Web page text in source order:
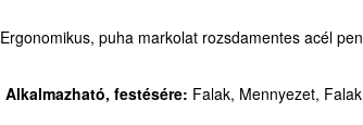
Ergonomikus, puha markolat rozsdamentes acél
Alkalmazható, festésére: Falak, Mennyezet,